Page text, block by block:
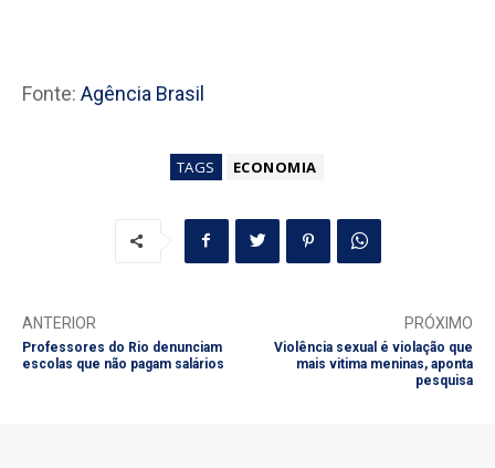
Fonte: Agência Brasil
TAGS ECONOMIA
ANTERIOR
Professores do Rio denunciam
escolas que não pagam salários
PRÓXIMO
Violência sexual é violação que
mais vitima meninas, aponta
pesquisa